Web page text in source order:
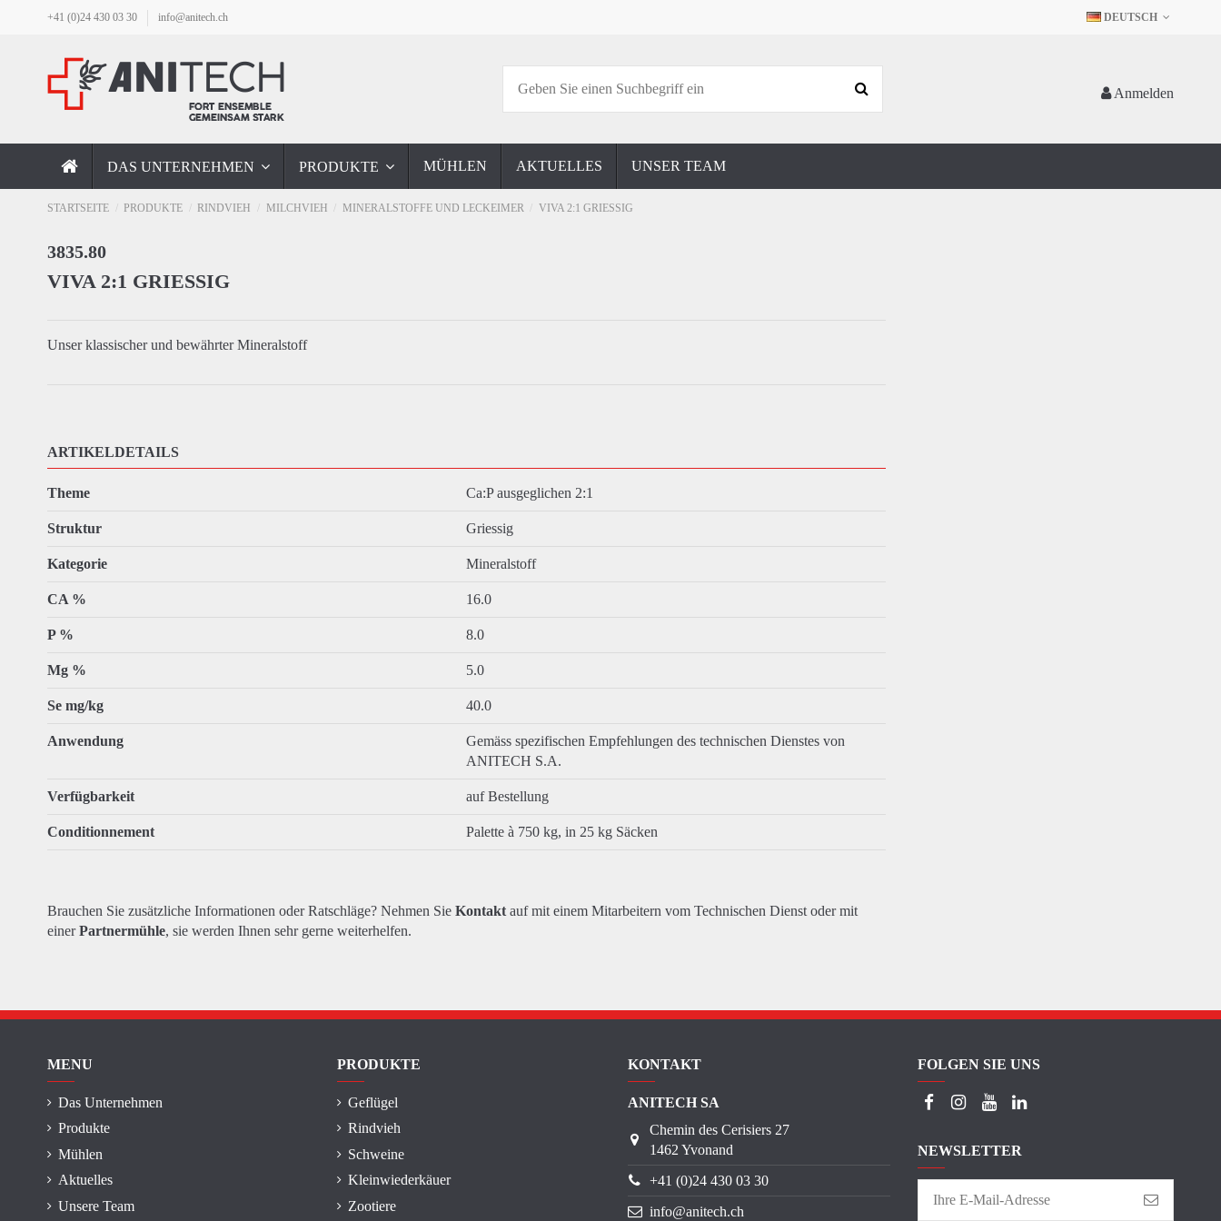
+41 (0)24 430 03 30 info@anitech.ch DEUTSCH
Anmelden
DAS UNTERNEHMEN PRODUKTE MÜHLEN AKTUELLES UNSER TEAM
STARTSEITE PRODUKTE RINDVIEH MILCHVIEH MINERALSTOFFE UND LECKEIMER VIVA 2:1 GRIESSIG
3835.80
VIVA 2:1 GRIESSIG
Unser klassischer und bewährter Mineralstoff
ARTIKELDETAILS
Theme Ca:P ausgeglichen 2:1
Struktur Griessig
Kategorie Mineralstoff
CA % 16.0
P % 8.0
Mg % 5.0
Se mg/kg 40.0
Anwendung
Gemäss spezifischen Empfehlungen des technischen Dienstes von
ANITECH S.A.
Verfügbarkeit auf Bestellung
Conditionnement Palette à 750 kg, in 25 kg Säcken
Brauchen Sie zusätzliche Informationen oder Ratschläge? Nehmen Sie Kontakt auf mit einem Mitarbeitern vom Technischen Dienst oder mit
einerPartnermühle, sie werden Ihnen sehr gerne weiterhelfen.
MENU
Das Unternehmen
Produkte
Mühlen
Aktuelles
Unsere Team
PRODUKTE
Geflügel
Rindvieh
Schweine
Kleinwiederkäuer
Zootiere
KONTAKT
ANITECH SA
Chemin des Cerisiers 27
1462 Yvonand
+41 (0)24 430 03 30
info@anitech.ch
FOLGEN SIE UNS
NEWSLETTER